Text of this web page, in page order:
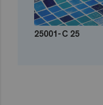
25001-C 25